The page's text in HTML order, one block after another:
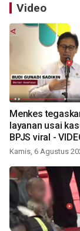
Video
Menkes
layanan usai
BPJS viral -
Kamis, 6 Agustus